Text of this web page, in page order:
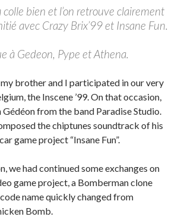
bien et l’on retrouve clairement
avec Crazy Brix’99 et Insane Fun.
à Gedeon, Pype et Athena.
my brother and I participated in our very
the Inscene ’99. On that occasion,
from the band Paradise Studio.
the chiptunes soundtrack of his
game project “Insane Fun”.
we had continued some exchanges on
game project, a Bomberman clone
name quickly changed from
Bomb.